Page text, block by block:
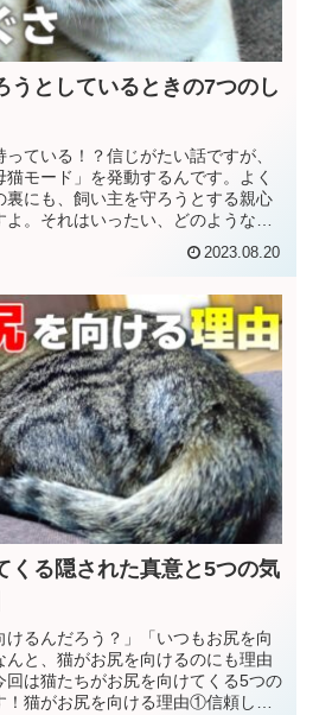
うとしているときの7つのし
ている！？信じがたい話ですが、
モード」を発動するんです。よく
裏にも、飼い主を守ろうとする親心
。それはいったい、どのような行
2023.08.20
くる隠された真意と5つの気
けるんだろう？」「いつもお尻を向
んと、猫がお尻を向けるのにも理由
回は猫たちがお尻を向けてくる5つの
！猫がお尻を向ける理由①信頼して